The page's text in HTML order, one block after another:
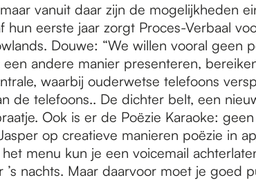
vanuit daar zijn de mogelijkheden
eerste jaar zorgt Proces-Verbaal
Douwe: “We willen vooral
andere manier presenteren,
waarbij ouderwetse telefoons
de telefoons.. De dichter belt, een
Ook is er de Poëzie Karaoke:
op creatieve manieren poëzie in
menu kun je een voicemail
nachts. Maar daarvoor moet je goed